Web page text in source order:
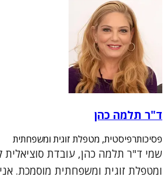
ד"ר תלמה כהן
פסיכותרפיסטית, מטפלת זוגית ומשפחתית
ומטפלת זוגית ומשפחתית מוסמכת.